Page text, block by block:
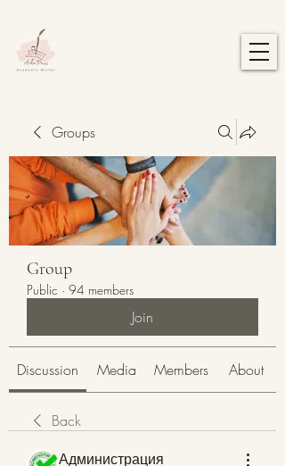
Groups
Group
Public · 94 members
Join
Discussion Media Members About
Back
Администрация